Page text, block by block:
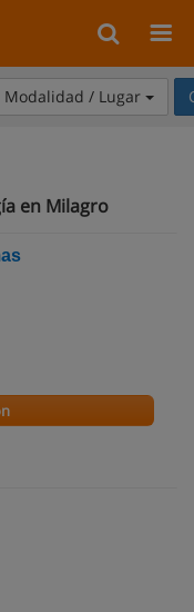
Modalidad / Lugar
en Milagro